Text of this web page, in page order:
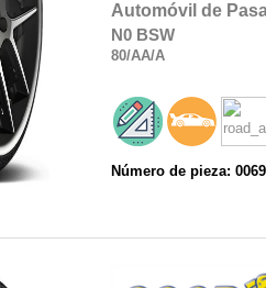
Automóvil de
N0 BSW
80/AA/A
Número de pieza: